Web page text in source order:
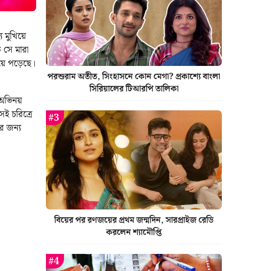
মুখিয়ে
মারা
পড়েছে।
চরিত্রে
জন্য
পরশুরাম অতীত, সিংহাসনে কোন মেগা? প্রকাশ্যে বাংলা
সিরিয়ালের টিআরপি তালিকা
বিয়ের পর রণজয়ের প্রথম জন্মদিন, সারপ্রাইজ রেডি
করলেন শ্যামৌপ্তি